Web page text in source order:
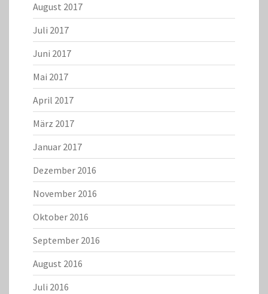
August 2017
Juli 2017
Juni 2017
Mai 2017
April 2017
März 2017
Januar 2017
Dezember 2016
November 2016
Oktober 2016
September 2016
August 2016
Juli 2016